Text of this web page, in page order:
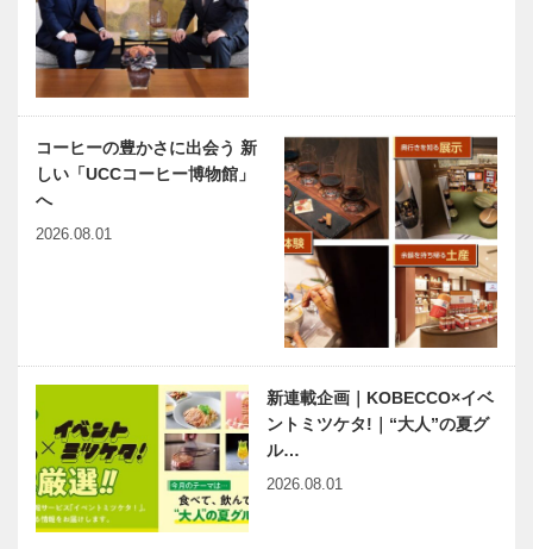
コーヒーの豊かさに出会う 新
しい「UCCコーヒー博物館」
へ
2026.08.01
新連載企画｜KOBECCO×イベ
ントミツケタ!｜“大人”の夏グ
ル…
2026.08.01